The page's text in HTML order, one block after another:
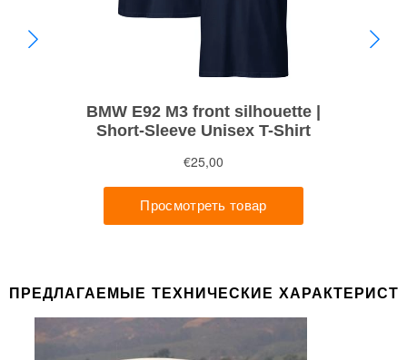
ПРЕДЛАГАЕМЫЕ ТЕХНИЧЕСКИЕ